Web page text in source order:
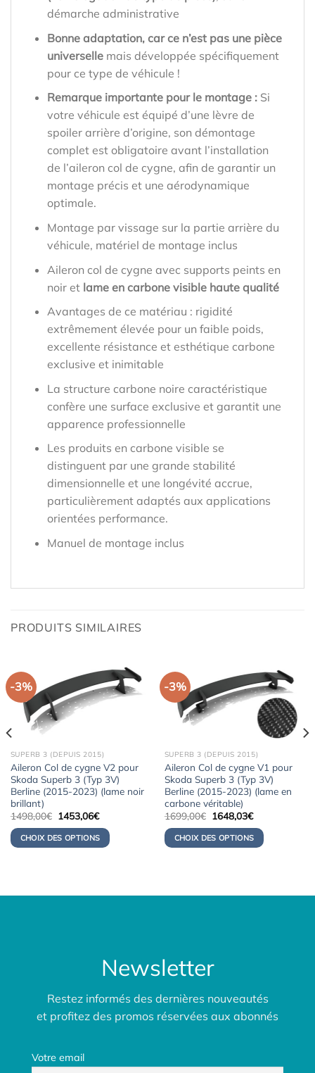
démarche administrative
Bonne adaptation, car ce n’est pas une pièce
universellemais développée spécifiquement
pour ce type de véhicule !
Remarque importante pour le montage : Si
votre véhicule est équipé d’une lèvre de
spoiler arrière d’origine, son démontage
complet est obligatoire avant l’installation
de l’aileron col de cygne, afin de garantir un
montage précis et une aérodynamique
optimale.
Montage par vissage sur la partie arrière du
véhicule, matériel de montage inclus
Aileron col de cygne avec supports peints en
noir et lame en carbone visible haute qualité
Avantages de ce matériau : rigidité
extrêmement élevée pour un faible poids,
excellente résistance et esthétique carbone
exclusive et inimitable
La structure carbone noire caractéristique
confère une surface exclusive et garantit une
apparence professionnelle
Les produits en carbone visible se
distinguent par une grande stabilité
dimensionnelle et une longévité accrue,
particulièrement adaptés aux applications
orientées performance.
Manuel de montage inclus
PRODUITS SIMILAIRES
-3%
SUPERB 3 (DEPUIS 2015)
Aileron Col de cygne V2 pour
Skoda Superb 3 (Typ 3V)
Berline (2015-2023) (lame noir
brillant)
1498,00€ Le
prix
initial
était :
1498,00€.
1453,06€Le
actuel
est :
1453,06€.
CHOIX DES OPTIONS
-3%
SUPERB 3 (DEPUIS 2015)
Aileron Col de cygne V1 pour
Skoda Superb 3 (Typ 3V)
Berline (2015-2023) (lame en
carbone véritable)
1699,00€ Le
prix
initial
était :
1699,00€.
1648,03€Le
actuel
est :
1648,03€.
CHOIX DES OPTIONS
Newsletter
Restez informés des dernières nouveautés
et profitez des promos réservées aux abonnés
Votre email